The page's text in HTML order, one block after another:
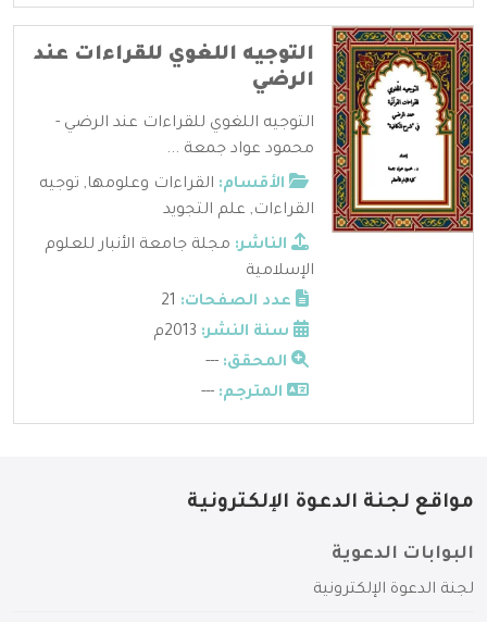
التوجيه اللغوي للقراءات عند
الرضي
التوجيه اللغوي للقراءات عند الرضي -
محمود عواد جمعة ...
الأقسام: القراءات وعلومها, توجيه
القراءات, علم التجويد
الناشر: مجلة جامعة الأنبار للعلوم
الإسلامية
عدد الصفحات:
سنة النشر:
المحقق: ---
المترجم: ---
مواقع لجنة الدعوة الإلكترونية
البوابات الدعوية
لجنة الدعوة الإلكترونية